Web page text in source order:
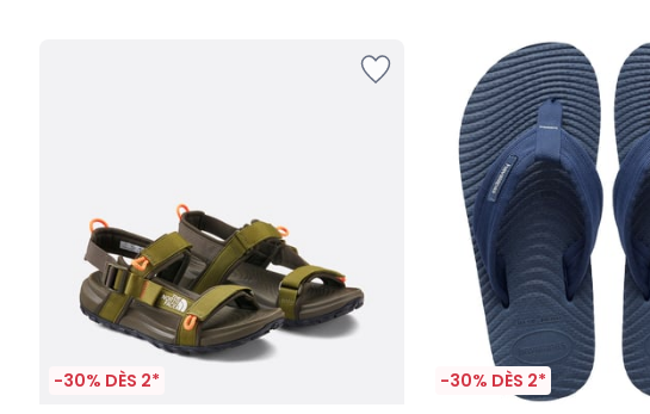
-30% DÈS 2* -30% DÈS 2*